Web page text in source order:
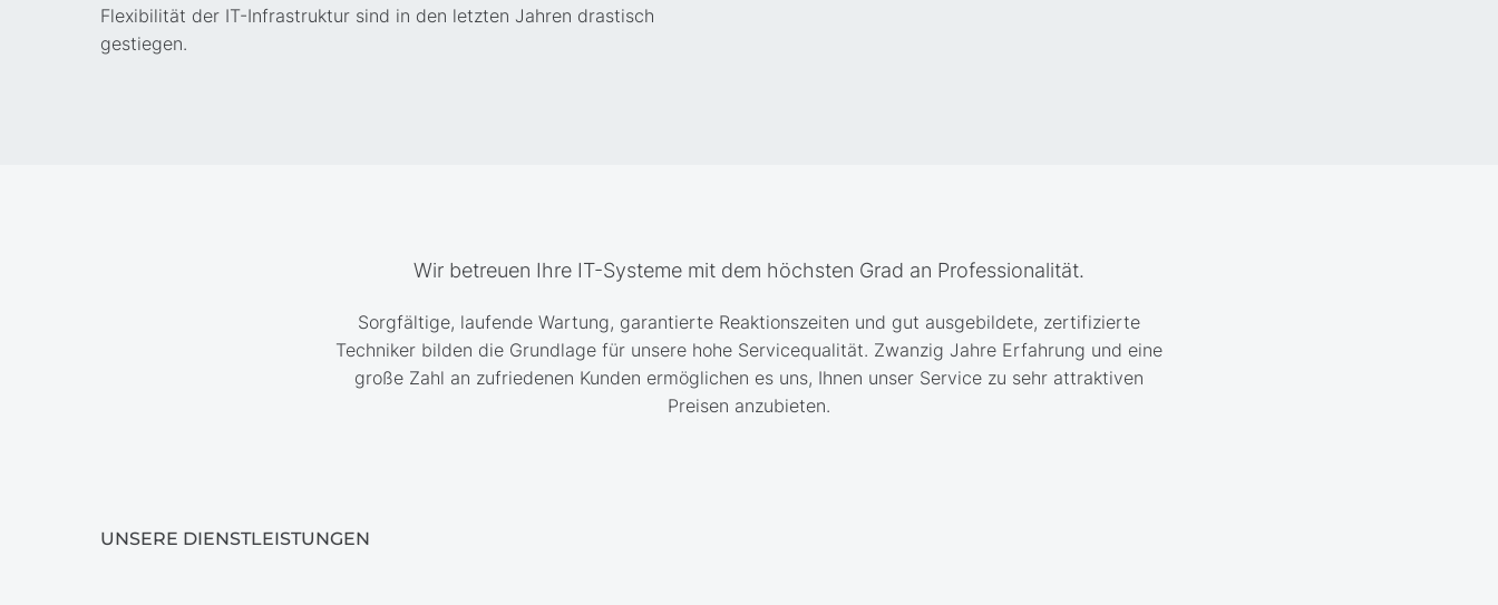
Flexibilität der IT-Infrastruktur sind in den letzten Jahren drastisch
gestiegen.
Wir betreuen Ihre IT-Systeme mit dem höchsten Grad an Professionalität.
Sorgfältige, laufende Wartung, garantierte Reaktionszeiten und gut ausgebildete, zertifizierte
Techniker bilden die Grundlage für unsere hohe Servicequalität. Zwanzig Jahre Erfahrung und eine
große Zahl an zufriedenen Kunden ermöglichen es uns, Ihnen unser Service zu sehr attraktiven
Preisen anzubieten.
UNSERE DIENSTLEISTUNGEN